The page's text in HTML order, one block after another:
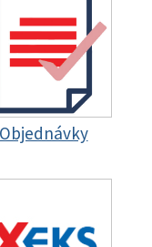
Objednávky